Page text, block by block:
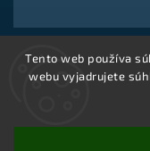
Tento web používa
webu vyjadrujete